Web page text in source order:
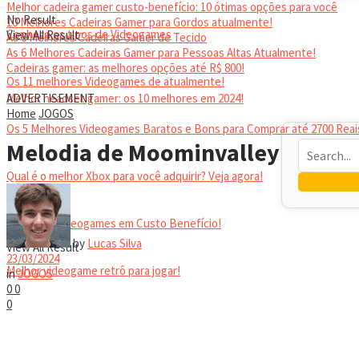
Melhor cadeira gamer custo-benefício: 10 ótimas opções para você
10 Melhores Cadeiras Gamer para Gordos atualmente!
As 6 Melhores Cadeiras Gamer de Tecido
As 6 Melhores Cadeiras Gamer para Pessoas Altas Atualmente!
Cadeiras gamer: as melhores opções até R$ 800!
HEADSET
Melhor headset gamer: os 10 melhores em 2024!
No Result
View All Result
Conheça os tipos de Videogames
Os 11 melhores Videogames de atualmente!
Os 5 Melhores Videogames Baratos e Bons para Comprar até 2700
Qual é o melhor Xbox para você adquirir? Veja agora!
Melhores Videogames em Custo Benefício!
Melhor videogame retrô para jogar!
No Result
View All Result
ADVERTISEMENT
Home JOGOS
Melodia de Moominvalley
by Lucas Silva
23/03/2024
inJOGOS
00
0